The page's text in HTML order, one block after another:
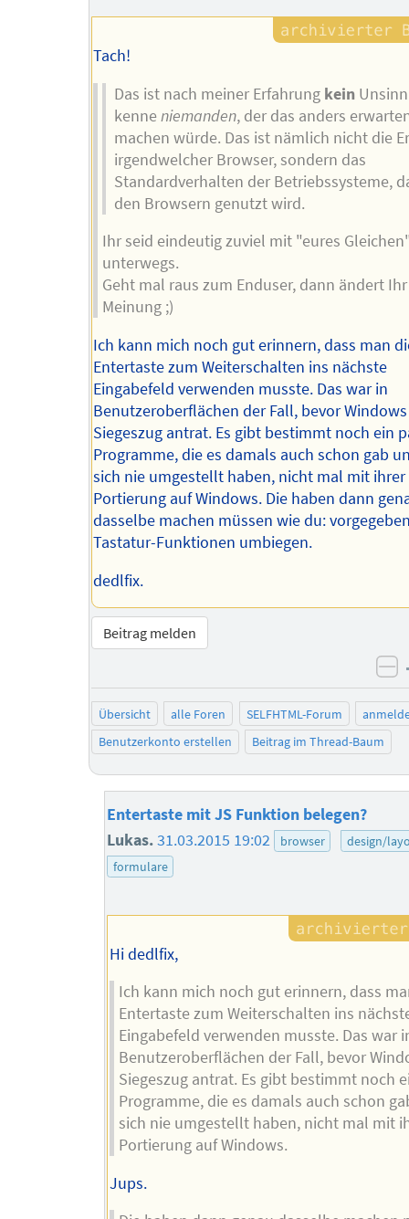
Tach!
Das ist nach meiner Erfahrung kein
kenneniemanden, der das anders
machen würde. Das ist nämlich nicht die
irgendwelcher Browser, sondern das
Standardverhalten der Betriebssysteme,
den Browsern genutzt wird.
Ihr seid eindeutig zuviel mit "eures
unterwegs.
Geht mal raus zum Enduser, dann ändert
Meinung ;)
Ich kann mich noch gut erinnern, dass man
Entertaste zum Weiterschalten ins nächste
Eingabefeld verwenden musste. Das war in
Benutzeroberflächen der Fall, bevor
Siegeszug antrat. Es gibt bestimmt noch ein
Programme, die es damals auch schon gab
sich nie umgestellt haben, nicht mal mit ihrer
Portierung auf Windows. Die haben dann
dasselbe machen müssen wie du:
Tastatur-Funktionen umbiegen.
dedlfix.
Beitrag melden
Übersicht alle Foren SELFHTML-Forum
Benutzerkonto erstellen
Beitrag im Thread-Baum
Entertaste mit JS Funktion belegen?
Lukas.31.03.2015 19:02 browser
design/
formulare
Hi dedlfix,
Ich kann mich noch gut erinnern, dass
Entertaste zum Weiterschalten ins
Eingabefeld verwenden musste. Das war
Benutzeroberflächen der Fall, bevor
Siegeszug antrat. Es gibt bestimmt noch
Programme, die es damals auch schon
sich nie umgestellt haben, nicht mal mit
Portierung auf Windows.
Jups.